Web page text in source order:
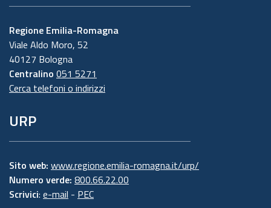
Regione Emilia-Romagna
Viale Aldo Moro, 52
40127 Bologna
Centralino 051 5271
Cerca telefoni o indirizzi
URP
Sito web: www.regione.emilia-romagna.it/urp/
Numero verde: 800.66.22.00
Scrivici: e-mail - PEC